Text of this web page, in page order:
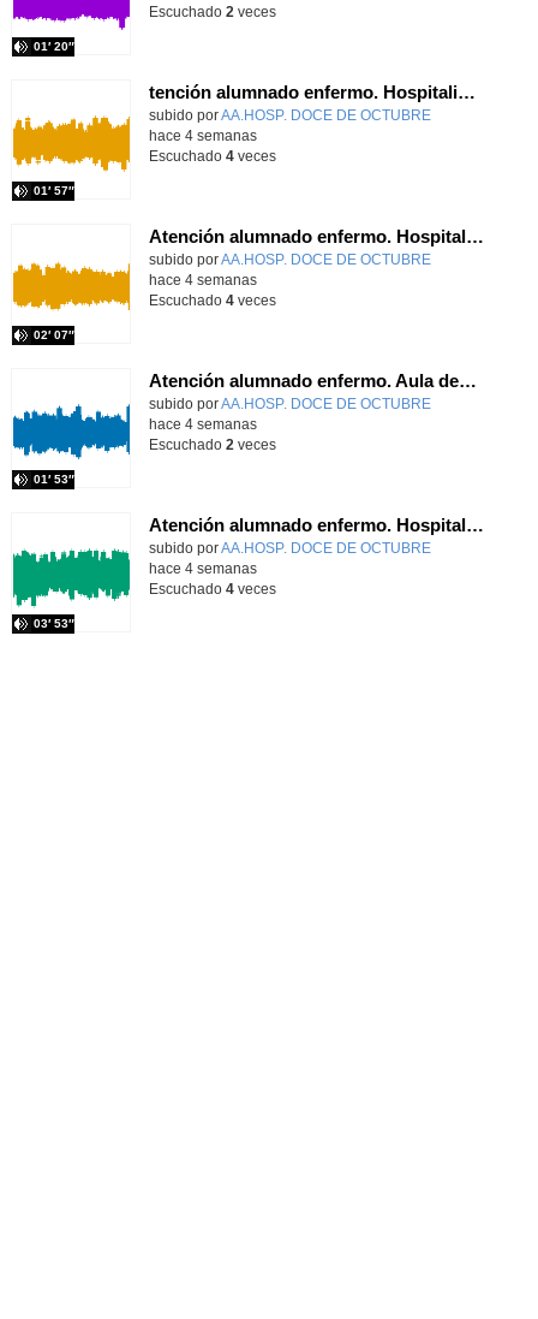
01′ 20″
Escuchado 2 veces
tención alumnado enfermo. Hospitalización Psiquiátrica. María del Carmen Sanz Segura
Contenido educativo.
subido porAA.HOSP. DOCE DE OCTUBRE
01′ 57″
-
hace 4 semanas
Escuchado 4veces
Atención alumnado enfermo. Hospitalización Psiquiátrica. Miguel Ángel Baena Recio
Contenido educativo.
subido porAA.HOSP. DOCE DE OCTUBRE
02′ 07″
-
hace 4 semanas
Escuchado 4veces
Atención alumnado enfermo. Aula dentro del hospital. Laura Gómez-Pardo Gayete
Contenido educativo.
subido porAA.HOSP. DOCE DE OCTUBRE
01′ 53″
-
hace 4 semanas
Escuchado 2 veces
Atención alumnado enfermo. Hospitalización Psiquiátrica. Laura Barrasa Fano.
Contenido educativo.
subido porAA.HOSP. DOCE DE OCTUBRE
03′ 53″
-
hace 4 semanas
Escuchado 4veces